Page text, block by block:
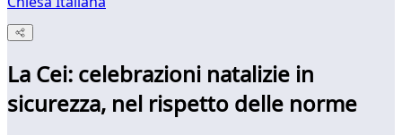
La Cei: celebrazioni natalizie in
sicurezza, nel rispetto delle norme